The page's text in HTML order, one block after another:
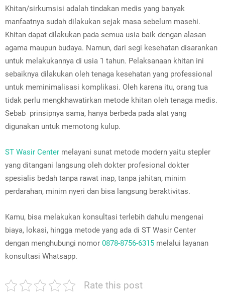
Khitan/sirkumsisi adalah tindakan medis yang banyak
manfaatnya sudah dilakukan sejak masa sebelum masehi.
Khitan dapat dilakukan pada semua usia baik dengan alasan
agama maupun budaya. Namun, dari segi kesehatan disarankan
untuk melakukannya di usia 1 tahun. Pelaksanaan khitan ini
sebaiknya dilakukan oleh tenaga kesehatan yang professional
untuk meminimalisasi komplikasi. Oleh karena itu, orang tua
tidak perlu mengkhawatirkan metode khitan oleh tenaga medis.
Sebab prinsipnya sama, hanya berbeda pada alat yang
digunakan untuk memotong kulup.
ST Wasir Center melayani sunat metode modern yaitu stepler
yang ditangani langsung oleh dokter profesional dokter
spesialis bedah tanpa rawat inap, tanpa jahitan, minim
perdarahan, minim nyeri dan bisa langsung beraktivitas.
Kamu, bisa melakukan konsultasi terlebih dahulu mengenai
biaya, lokasi, hingga metode yang ada di ST Wasir Center
dengan menghubungi nomor 0878-8756-6315 melalui layanan
konsultasi Whatsapp.
Rate this post